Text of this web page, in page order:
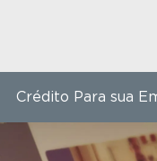
Crédito Para sua